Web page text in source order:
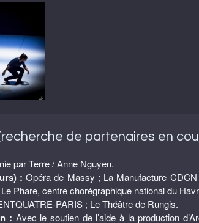
de partenaires en
par Terre / Anne Nguyen.
: Opéra de Massy ; La Manufacture
Phare, centre chorégraphique national du
PARIS ; Le Théâtre de Rungis.
: Avec le soutien de l’aide à la production